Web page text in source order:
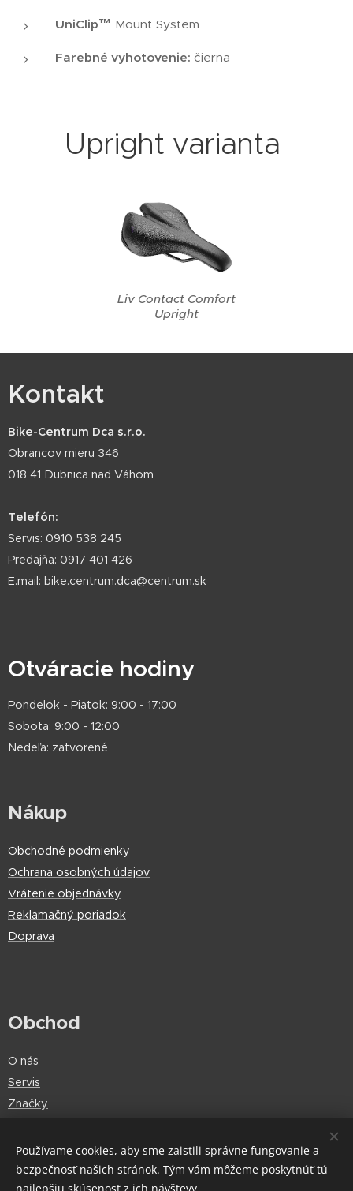
UniClip™ Mount System
Farebné vyhotovenie: čierna
Upright varianta
Liv Contact Comfort
Upright
Kontakt
Bike-Centrum Dca s.r.o.
Obrancov mieru 346
018 41 Dubnica nad Váhom
Telefón:
Servis: 0910 538 245
Predajňa: 0917 401 426
E.mail: bike.centrum.dca@centrum.sk
Otváracie hodiny
Pondelok - Piatok: 9:00 - 17:00
Sobota: 9:00 - 12:00
Nedeľa: zatvorené
Nákup
Obchodné podmienky
Ochrana osobných údajov
Vrátenie objednávky
Reklamačný poriadok
Doprava
Obchod
O nás
Servis
Značky
Cookies
Používame cookies, aby sme zaistili správne fungovanie a
bezpečnosť našich stránok. Tým vám môžeme poskytnúť tú